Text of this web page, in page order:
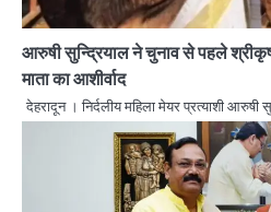
आरुषी सुन्द्रियाल ने चुनाव से पहले
माता का आशीर्वाद
देहरादून । निर्दलीय महिला मेयर प्रत्याशी आरुषी